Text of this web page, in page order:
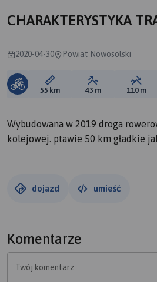
CHARAKTERYSTYKA
2020-04-30 Powiat Nowosolski
Długość trasy:
55 km Suma
43 m Suma
110 m
Wybudowana w 2019 droga
kolejowej. ptawie 50 km gładkie
dojazd umieść
Komentarze
Twój komentarz